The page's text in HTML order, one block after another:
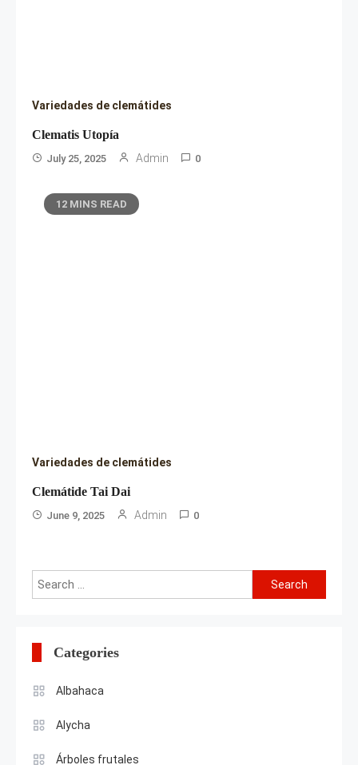
Variedades de clemátides
Clematis Utopía
July 25, 2025 Admin 0
12 MINS READ
Variedades de clemátides
Clemátide Tai Dai
June 9, 2025 Admin 0
Search
for:
Categories
Albahaca
Alycha
Árboles frutales